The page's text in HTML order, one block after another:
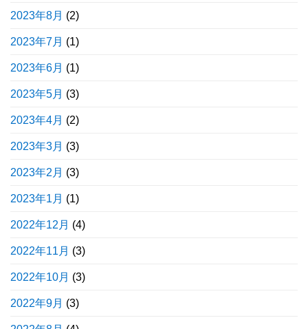
2023年8月 (2)
2023年7月 (1)
2023年6月 (1)
2023年5月 (3)
2023年4月 (2)
2023年3月 (3)
2023年2月 (3)
2023年1月 (1)
2022年12月 (4)
2022年11月 (3)
2022年10月 (3)
2022年9月 (3)